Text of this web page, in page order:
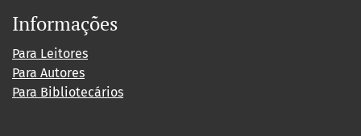
Informações
Para Leitores
Para Autores
Para Bibliotecários